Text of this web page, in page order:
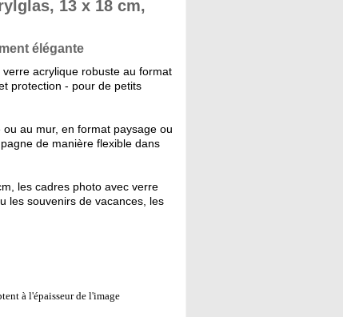
13 x 18 cm,
élégante
acrylique robuste au format
protection - pour de petits
au mur, en format paysage ou
de manière flexible dans
les cadres photo avec verre
les souvenirs de vacances, les
à l'épaisseur de l'image